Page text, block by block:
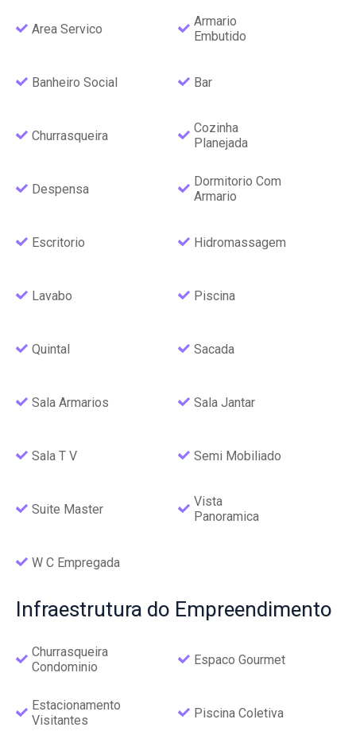
Area Servico
Armario
Embutido
Banheiro Social Bar
Churrasqueira
Cozinha
Planejada
Despensa
Dormitorio Com
Armario
Escritorio Hidromassagem
Lavabo Piscina
Quintal Sacada
Sala Armarios Sala Jantar
Sala T V Semi Mobiliado
Suite Master
Vista
Panoramica
W C Empregada
Infraestrutura do Empreendimento
Churrasqueira
Condominio
Espaco Gourmet
Estacionamento
Visitantes
Piscina Coletiva